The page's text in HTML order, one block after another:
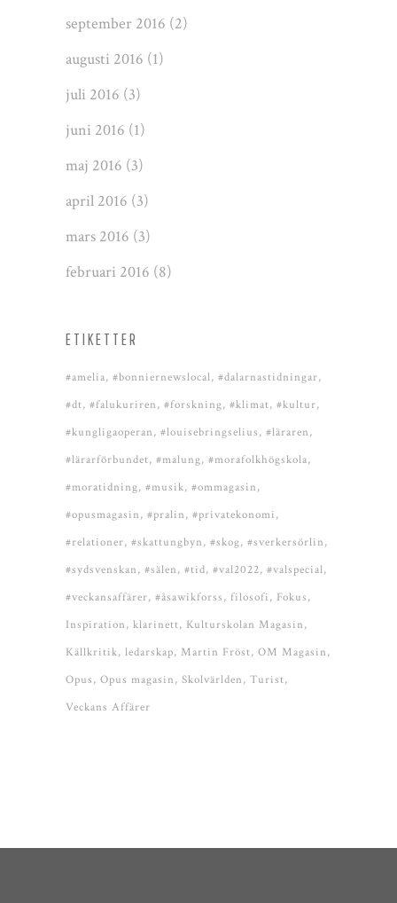
september 2016 (2)
augusti 2016 (1)
juli 2016 (3)
juni 2016 (1)
maj 2016 (3)
april 2016 (3)
mars 2016 (3)
februari 2016 (8)
ETIKETTER
#amelia #bonniernewslocal #dalarnastidningar
#dt #falukuriren #forskning #klimat #kultur
#kungligaoperan #louisebringselius #läraren
#lärarförbundet #malung #morafolkhögskola
#moratidning #musik #ommagasin
#opusmagasin #pralin #privatekonomi
#relationer #skattungbyn #skog #sverkersörlin
#sydsvenskan #sälen #tid #val2022 #valspecial
#veckansaffärer #åsawikforss filosofi
Fokus
Inspiration klarinett Kulturskolan Magasin
Källkritik ledarskap Martin Fröst OM Magasin
Opus Opus magasin Skolvärlden Turist
Veckans Affärer